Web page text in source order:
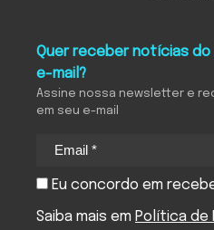
Quer receber notícias
e-mail?
Assine nossa newsletter e
em seu e-mail
Eu concordo em
Saiba mais em Política de